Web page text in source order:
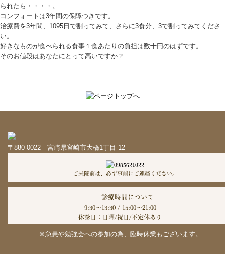
られたら・・・・。
コンフォートは3年間の保障つきです。
治療費を3年間、1095日で割ってみて、さらに3食分、3で割ってみてくださ
い。
好きなものが食べられる食事１食あたりの負担は数十円のはずです。
そのお値段はあなたにとって高いですか？
〒880-0022 宮崎県宮崎市大橋1丁目-12
ご来院前は、必ず事前にご連絡ください。
診療時間について
9:30～13:30 / 15:00～21:00
休診日：日曜/祝日/不定休あり
※急患や勉強会への参加の為、臨時休業もございます。